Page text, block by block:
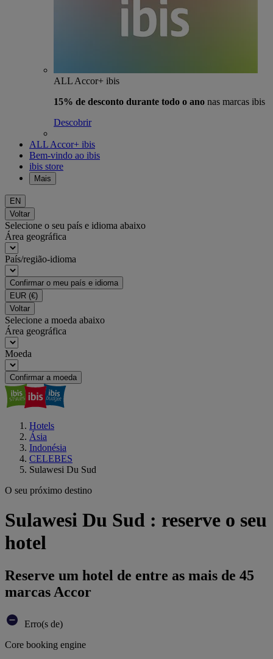
ALL Accor+ ibis
15% de desconto durante todo o ano nas marcas ibis
Descobrir
ALL Accor+ ibis
Bem-vindo ao ibis
ibis store
Mais
EN
Voltar
Selecione o seu país e idioma abaixo
Área geográfica
País/região-idioma
Confirmar o meu país e idioma
EUR (€)
Voltar
Selecione a moeda abaixo
Área geográfica
Moeda
Confirmar a moeda
Hotels
Ásia
Indonésia
CELEBES
Sulawesi Du Sud
O seu próximo destino
Sulawesi Du Sud : reserve o seu
hotel
Reserve um hotel de entre as mais de 45
marcas Accor
Erro(s de)
Core booking engine